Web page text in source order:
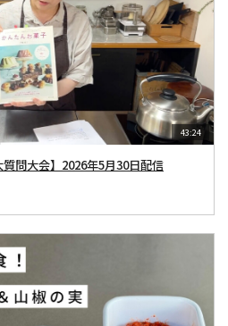
43:24
問大会】2026年5月30日配信